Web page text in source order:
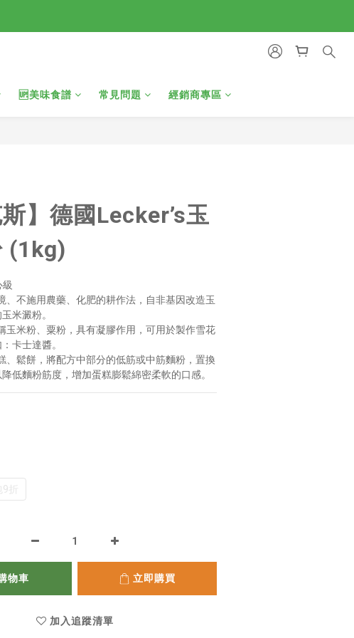
🆙美味食譜 常見問題 經銷商專區
斯】德國Lecker’s玉
(1kg)
級
、不施用農藥、化肥的耕作法，自非基因改造玉
米澱粉。
玉米粉、粟粉，具有凝膠作用，可用於製作雪花
卡士達醬。
、鬆餅，將配方中部分的低筋或中筋麵粉，置換
低麵粉筋度，增加蛋糕膨鬆綿密柔軟的口感。
9折
物車 立即購買
加入追蹤清單